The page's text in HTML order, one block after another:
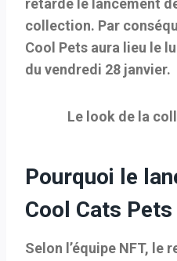
retardé le lancement
collection. Par
Cool Pets aura lieu le
du vendredi 28 janvier.
Le look de la
Pourquoi le
Cool Cats
Selon l’équipe NFT, le